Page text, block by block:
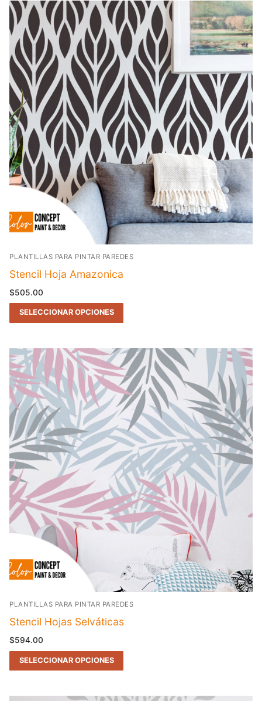
PLANTILLAS PARA PINTAR PAREDES
Stencil Hoja Amazonica
$505.00
SELECCIONAR OPCIONES
PLANTILLAS PARA PINTAR PAREDES
Stencil Hojas Selváticas
$594.00
SELECCIONAR OPCIONES